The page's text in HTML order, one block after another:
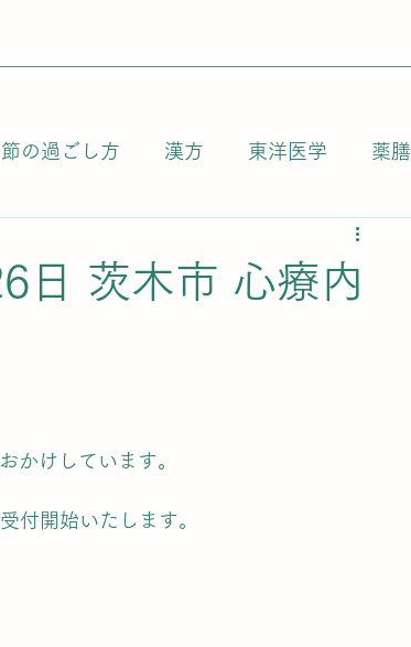
の過ごし方 漢方 東洋医学 薬膳
日 茨木市 心療内
かけしています。
付開始いたします。